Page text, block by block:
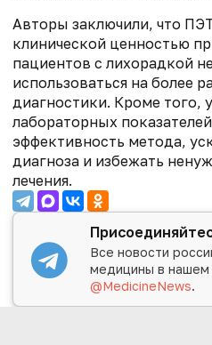
Авторы заключили, что
клинической ценностью
пациентов с лихорадкой
использоваться на более
диагностики. Кроме того,
лабораторных
эффективность метода,
диагноза и избежать
лечения.
Все новости
медицины в нашем
@MedicineNews.